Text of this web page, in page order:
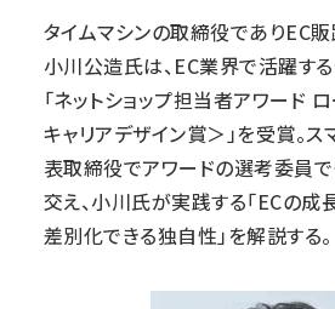
タイムマシンの取締役でありEC
小川公造氏は、EC業界で活躍す
「ネットショップ担当者アワード
キャリアデザイン賞＞」を受賞。
表取締役でアワードの選考委員
交え、小川氏が実践する「ECの
差別化できる独自性」を解説する。